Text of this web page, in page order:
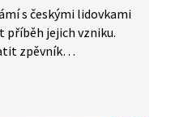
s českými lidovkami
příběh jejich vzniku.
zpěvník